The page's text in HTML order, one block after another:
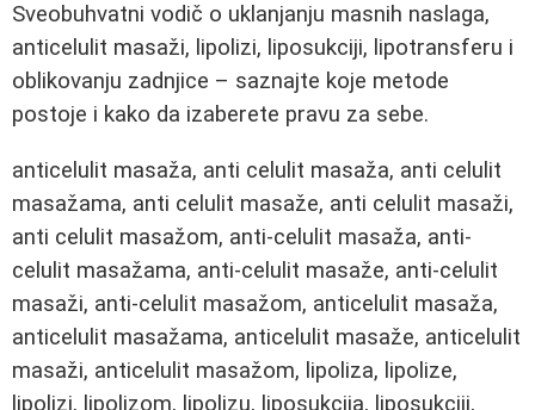
Sveobuhvatni vodič o uklanjanju masnih naslaga,
anticelulit masaži, lipolizi, liposukciji, lipotransferu i
oblikovanju zadnjice – saznajte koje metode
postoje i kako da izaberete pravu za sebe.
anticelulit masaža, anti celulit masaža, anti celulit
masažama, anti celulit masaže, anti celulit masaži,
anti celulit masažom, anti-celulit masaža, anti-
celulit masažama, anti-celulit masaže, anti-celulit
masaži, anti-celulit masažom, anticelulit masaža,
anticelulit masažama, anticelulit masaže, anticelulit
masaži, anticelulit masažom, lipoliza, lipolize,
lipolizi, lipolizom, lipolizu, liposukcija, liposukciji,